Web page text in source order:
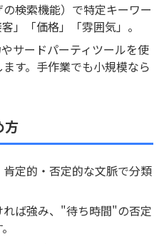
検索機能）で特定キーワー
」「価格」「雰囲気」。
サードパーティツールを使
す。手作業でも小規模なら
方
定的・否定的な文脈で分類
ば強み、"待ち時間"の否定